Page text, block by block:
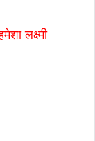
लक्ष्मी